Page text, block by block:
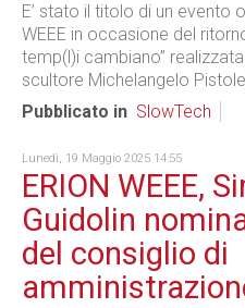
E’ stato il titolo di un evento
WEEE in occasione del
temp(l)i cambiano”
scultore Michelangelo
Pubblicato in SlowTech
Lunedì, 19 Maggio 2025 14:55
ERION WEEE,
Guidolin
del consiglio di